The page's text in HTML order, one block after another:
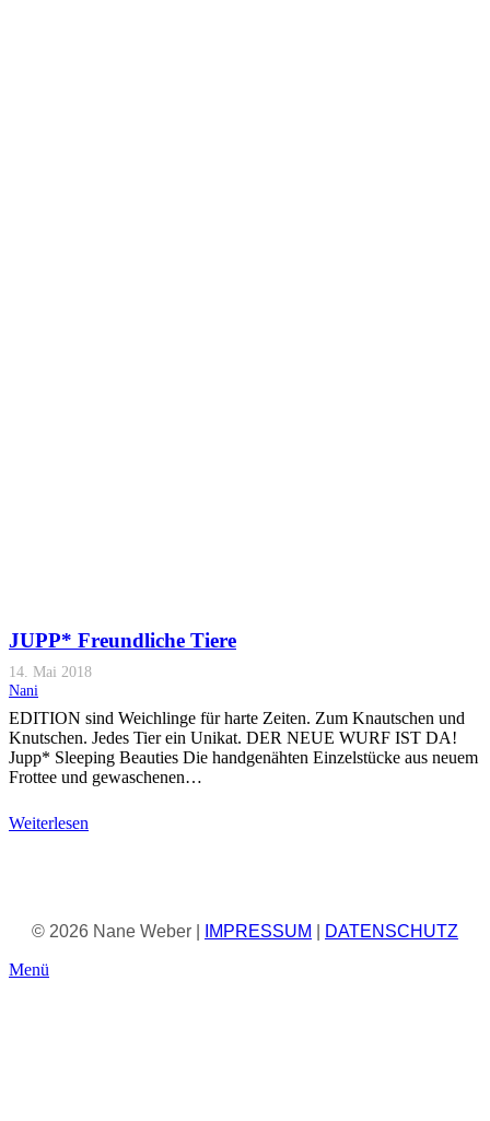
JUPP* Freundliche Tiere
14. Mai 2018
Nani
EDITION sind Weichlinge für harte Zeiten. Zum Knautschen und
Knutschen. Jedes Tier ein Unikat. DER NEUE WURF IST DA!
Jupp* Sleeping Beauties Die handgenähten Einzelstücke aus neuem
Frottee und gewaschenen…
Weiterlesen
© 2026 Nane Weber | IMPRESSUM DATENSCHUTZ
Menü